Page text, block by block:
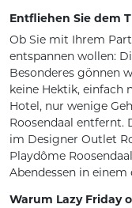
Entfliehen Sie dem
Ob Sie mit Ihrem
entspannen wollen:
Besonderes gönnen
keine Hektik, einfach
Hotel, nur wenige
Roosendaal entfernt.
im Designer Outlet
Playdôme
Abendessen in einem
Warum Lazy Friday